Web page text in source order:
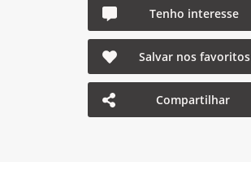
Tenho interesse
Salvar nos favoritos
Compartilhar